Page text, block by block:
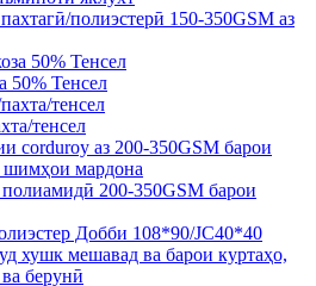
полиэстерӣ 150-350GSM аз
50% Тенсел
тенсел
200-350GSM барои